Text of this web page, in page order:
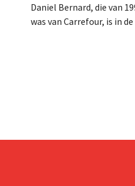
Daniel Bernard, die van
was van Carrefour, is in